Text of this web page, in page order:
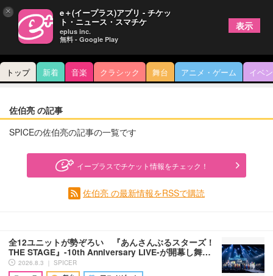
トップ 新着 音楽 クラシック 舞台 アニメ・ゲーム イベ
佐伯亮 の記事
SPICEの佐伯亮の記事の一覧です
イープラスでチケット情報をチェック！
佐伯亮 の最新情報をRSSで購読
全12ユニットが勢ぞろい 『あんさんぶるスターズ！
THE STAGE』-10th Anniversary LIVE-が開幕し舞…
2026.8.3 ｜ SPICER
× e＋(イープラス)アプリ - チケッ
ト・ニュース・スマチケ
eplus inc.
無料 - Google Play
表示